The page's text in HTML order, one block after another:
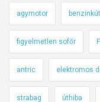
agymotor benzinkút
figyelmetlen sofőr
antric elektromos
strabag úthiba